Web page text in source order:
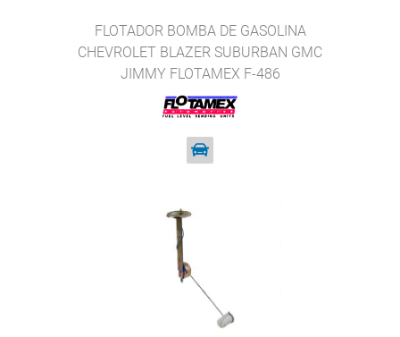
FLOTADOR BOMBA DE GASOLINA
CHEVROLET BLAZER SUBURBAN GMC
JIMMY FLOTAMEX F-486